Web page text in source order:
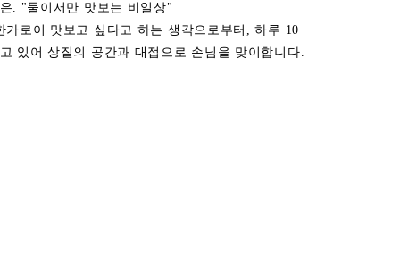
. "둘이서만 맛보는 비일상"
가로이 맛보고 싶다고 하는 생각으로부터, 하루 10
있어 상질의 공간과 대접으로 손님을 맞이합니다.